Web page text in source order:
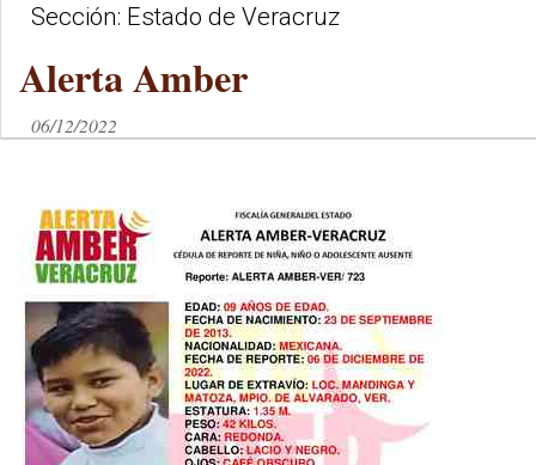
Sección: Estado de Veracruz
Alerta Amber
06/12/2022